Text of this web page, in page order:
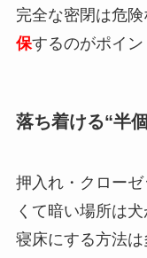
完全な密閉は危険
保するのがポイン
落ち着ける“半
押入れ・クロー
くて暗い場所は
寝床にする方法